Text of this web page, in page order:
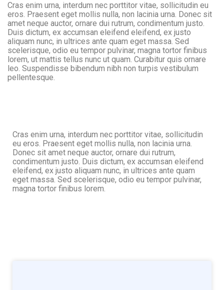
Cras enim urna, interdum nec porttitor vitae, sollicitudin eu
eros. Praesent eget mollis nulla, non lacinia urna. Donec sit
amet neque auctor, ornare dui rutrum, condimentum justo.
Duis dictum, ex accumsan eleifend eleifend, ex justo
aliquam nunc, in ultrices ante quam eget massa. Sed
scelerisque, odio eu tempor pulvinar, magna tortor finibus
lorem, ut mattis tellus nunc ut quam. Curabitur quis ornare
leo. Suspendisse bibendum nibh non turpis vestibulum
pellentesque.
Cras enim urna, interdum nec porttitor vitae, sollicitudin
eu eros. Praesent eget mollis nulla, non lacinia urna.
Donec sit amet neque auctor, ornare dui rutrum,
condimentum justo. Duis dictum, ex accumsan eleifend
eleifend, ex justo aliquam nunc, in ultrices ante quam
eget massa. Sed scelerisque, odio eu tempor pulvinar,
magna tortor finibus lorem.